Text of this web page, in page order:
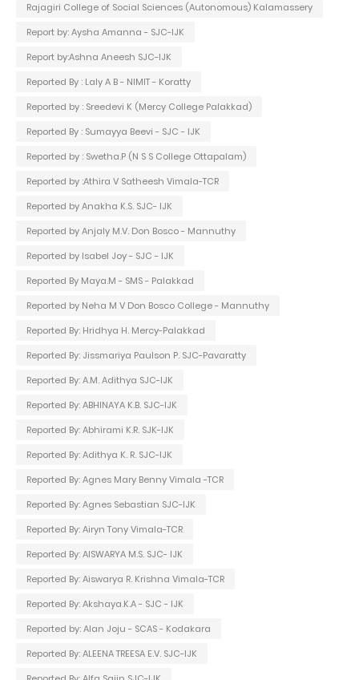
Rajagiri College of Social Sciences (Autonomous) Kalamassery
Report by: Aysha Amanna - SJC-IJK
Report by:Ashna Aneesh SJC-IJK
Reported By : Laly A B - NIMIT - Koratty
Reported by : Sreedevi K (Mercy College Palakkad)
Reported By : Sumayya Beevi - SJC - IJK
Reported by : Swetha.P (N S S College Ottapalam)
Reported by :Athira V Satheesh Vimala-TCR
Reported by Anakha K.S. SJC- IJK
Reported by Anjaly M.V. Don Bosco - Mannuthy
Reported by Isabel Joy - SJC - IJK
Reported By Maya.M - SMS - Palakkad
Reported by Neha M V Don Bosco College - Mannuthy
Reported By: Hridhya H. Mercy-Palakkad
Reported By: Jissmariya Paulson P. SJC-Pavaratty
Reported By: A.M. Adithya SJC-IJK
Reported By: ABHINAYA K.B. SJC-IJK
Reported By: Abhirami K.R. SJK-IJK
Reported By: Adithya K. R. SJC-IJK
Reported By: Agnes Mary Benny Vimala -TCR
Reported By: Agnes Sebastian SJC-IJK
Reported By: Airyn Tony Vimala-TCR
Reported By: AISWARYA M.S. SJC- IJK
Reported By: Aiswarya R. Krishna Vimala-TCR
Reported By: Akshaya.K.A - SJC - IJK
Reported by: Alan Joju - SCAS - Kodakara
Reported By: ALEENA TREESA E.V. SJC-IJK